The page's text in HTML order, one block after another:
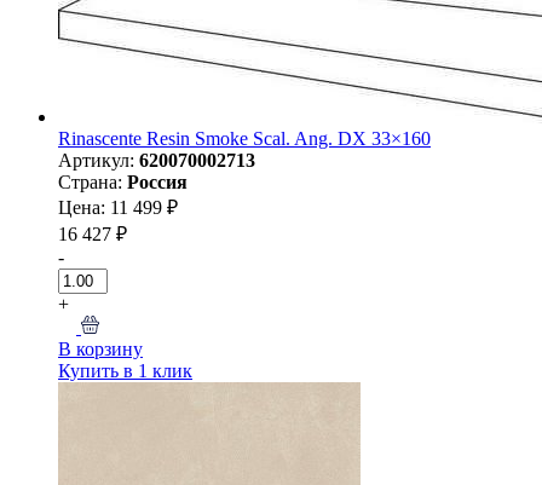
Rinascente Resin Smoke Scal. Ang. DX 33×160
Артикул: 620070002713
Страна: Россия
Цена: 11 499 ₽
16 427 ₽
-
+
В корзину
Купить в 1 клик